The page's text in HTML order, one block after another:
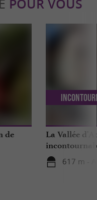
POUR VOUS
de
La Vallée
617 m -